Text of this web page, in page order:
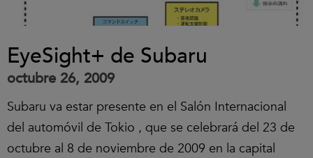
EyeSight+ de Subaru
octubre 26, 2009
Subaru va estar presente en el Salón Internacional
del automóvil de Tokio , que se celebrará del 23 de
octubre al 8 de noviembre de 2009 en la capital